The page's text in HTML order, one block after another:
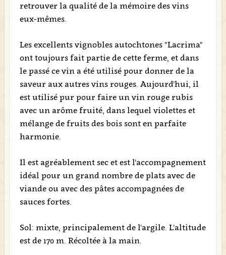
retrouver la qualité de la mémoire des vins
eux-mêmes.
Les excellents vignobles autochtones "Lacrima"
ont toujours fait partie de cette ferme, et dans
le passé ce vin a été utilisé pour donner de la
saveur aux autres vins rouges. Aujourd'hui, il
est utilisé pur pour faire un vin rouge rubis
avec un arôme fruité, dans lequel violettes et
mélange de fruits des bois sont en parfaite
harmonie.
Il est agréablement sec et est l'accompagnement
idéal pour un grand nombre de plats avec de
viande ou avec des pâtes accompagnées de
sauces fortes.
Sol: mixte, principalement de l'argile. L'altitude
est de 170 m. Récoltée à la main.